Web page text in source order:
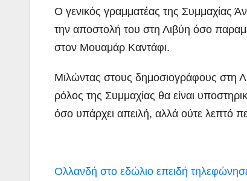
Ο γενικός γραμματέας της Συμμαχίας
την αποστολή του στη Λιβύη όσο
στον Μουαμάρ Καντάφι.
Μιλώντας στους δημοσιογράφους στη
ρόλος της Συμμαχίας θα είναι
όσο υπάρχει απειλή, αλλά ούτε λεπτό
Πλοήγηση
Ολλανδή στο εδώλιο επειδή